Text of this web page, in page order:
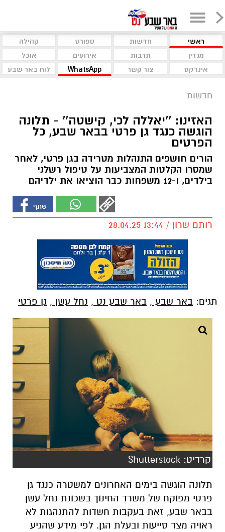
ראשי חדשות ספורט
קהילה
מגזין
תרבות אירועים
אוכל
אינדקס
צור קשר WhatsApp לוח באר שבע
חדשות
האזינו: ''יאללה לכי, קישטה'' - תלונה
הוגשה כנגד גן פרטי בבאר שבע, כל
הפרטים
הורים חושפים התנהלות מטרידה בגן פרטי, לאחר
שמסרו הקלטות המצביעות על טיפול רשלני
בילדים, ו-12 משפחות כבר הוציאו את ילדיהם
רותם שרון / 13:44 28.04.25
תגים: באר שבע , באר שבע נט , נחל עשן , גן פרטי
קרדיט: Shutterstock
תלונה הוגשה בימים האחרונים למשטרה כנגד גן
פרטי מפוקח של משרד החינוך בשכונת נחל עשן
בבאר שבע, זאת בעקבות חשדות להתנהגות לא
ראויה מצד סייעות ובעלת הגן. לפי מידע שהגיע